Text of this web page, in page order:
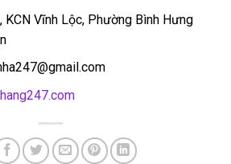
Vĩnh Lộc, Phường Bình Hưng